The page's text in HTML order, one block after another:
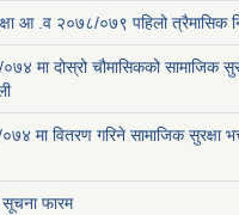
आ .व २०७८/०७९ पहिलो त्रैमासिक
मा दोस्रो चौमासिकको सामाजिक
मा वितरण गरिने सामाजिक सुरक्षा
सूचना फारम